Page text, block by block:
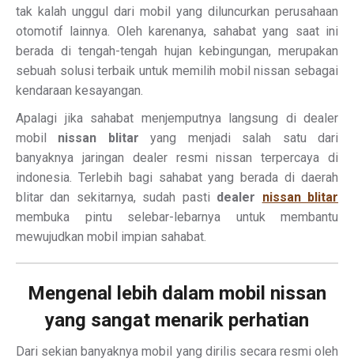
tak kalah unggul dari mobil yang diluncurkan perusahaan
otomotif lainnya. Oleh karenanya, sahabat yang saat ini
berada di tengah-tengah hujan kebingungan, merupakan
sebuah solusi terbaik untuk memilih mobil nissan sebagai
kendaraan kesayangan.
Apalagi jika sahabat menjemputnya langsung di dealer
mobil nissan blitar yang menjadi salah satu dari
banyaknya jaringan dealer resmi nissan terpercaya di
indonesia. Terlebih bagi sahabat yang berada di daerah
blitar dan sekitarnya, sudah pasti dealer nissan blitar
membuka pintu selebar-lebarnya untuk membantu
mewujudkan mobil impian sahabat.
Mengenal lebih dalam mobil nissan
yang sangat menarik perhatian
Dari sekian banyaknya mobil yang dirilis secara resmi oleh